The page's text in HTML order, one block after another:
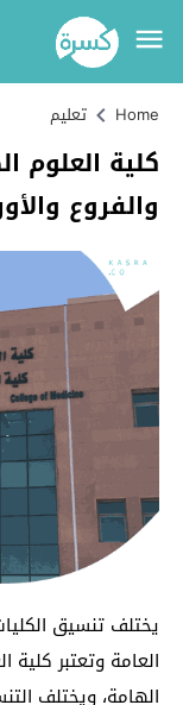
Home تعليم
كلية العلوم
والفروع
يختلف تنسيق
العامة وتعتبر كلية
الهامة، ويختلف